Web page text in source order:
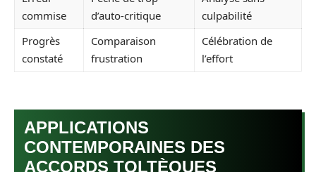
commise
d’auto-critique
culpabilité
Progrès
constaté
Comparaison
frustration
Célébration de
l’effort
APPLICATIONS
CONTEMPORAINES DES
ACCORDS TOLTÈQUES